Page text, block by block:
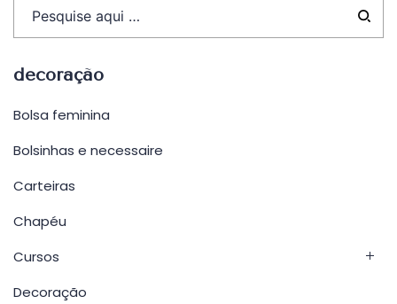
decoração
Bolsa feminina
Bolsinhas e necessaire
Carteiras
Chapéu
Cursos
Decoração